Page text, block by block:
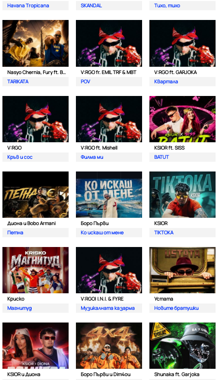
Havana Tropicana
SKANDAL
Тихо, тихо
Nasyo Chernia, Fury ft. Bobo Armani
TARIKATA
V:RGO fr. EMIL TRF & MBT
POV
V:RGO ft. GARJOKA
Квартала
V:RGO
Кръв и сос
V:RGO ft. Mishell
Филма ми
KSIOR ft. SISS
BATUT
Диона и Bobo Armani
Петна
Боро Първи
Ко искаш от мене
KSIOR
TIKTOKA
Криско
Магнитуд
V:RGO| I.N.I. & FYRE
Музикалната казарма
Устата
Новите братушки
KSIOR и Диона
Боро Първи и Dim4ou
Shunaka ft. Garjoka